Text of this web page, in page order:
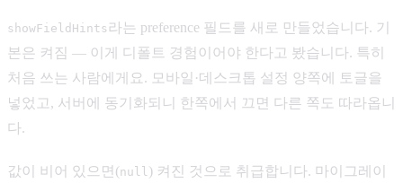
showFieldHints 라는 preference 필드를 새로 만들었습니다. 기
본은 켜짐 — 이게 디폴트 경험이어야 한다고 봤습니다. 특히
처음 쓰는 사람에게요. 모바일·데스크톱 설정 양쪽에 토글을
넣었고, 서버에 동기화되니 한쪽에서 끄면 다른 쪽도 따라옵니
다.
값이 비어 있으면(null ) 켜진 것으로 취급합니다. 마이그레이